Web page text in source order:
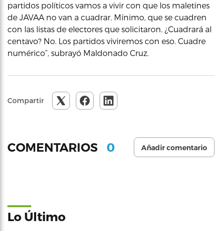
partidos políticos vamos a vivir con que los maletines
de JAVAA no van a cuadrar. Mínimo, que se cuadren
con las listas de electores que solicitaron. ¿Cuadrará al
centavo? No. Los partidos viviremos con eso. Cuadre
numérico”, subrayó Maldonado Cruz.
Compartir
COMENTARIOS 0 Añadir comentario
Lo Último